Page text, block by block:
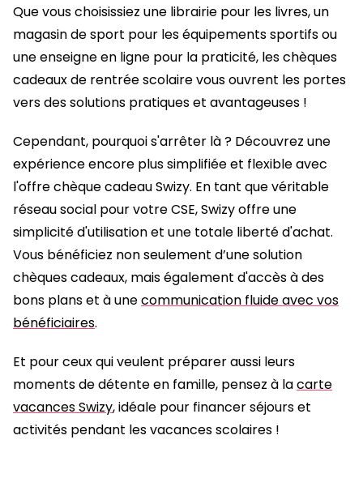
Que vous choisissiez une librairie pour les livres, un
magasin de sport pour les équipements sportifs ou
une enseigne en ligne pour la praticité, les chèques
cadeaux de rentrée scolaire vous ouvrent les portes
vers des solutions pratiques et avantageuses !
Cependant, pourquoi s'arrêter là ? Découvrez une
expérience encore plus simplifiée et flexible avec
l'offre chèque cadeau Swizy. En tant que véritable
réseau social pour votre CSE, Swizy offre une
simplicité d'utilisation et une totale liberté d'achat.
Vous bénéficiez non seulement d’une solution
chèques cadeaux, mais également d'accès à des
bons plans et à unecommunication fluide avec vos
bénéficiaires.
Et pour ceux qui veulent préparer aussi leurs
moments de détente en famille, pensez à lacarte
vacances Swizy, idéale pour financer séjours et
activités pendant les vacances scolaires !